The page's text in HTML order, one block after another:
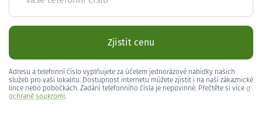
Zjistit cenu
Adresu a telefonní číslo vyplňujete za účelem jednorázové nabídky našich
služeb pro vaši lokalitu. Dostupnost internetu můžete zjistit i na naší zákaznické
lince nebo pobočkách. Zadání telefonního čísla je nepovinné. Přečtěte si více o
ochraně soukromí.